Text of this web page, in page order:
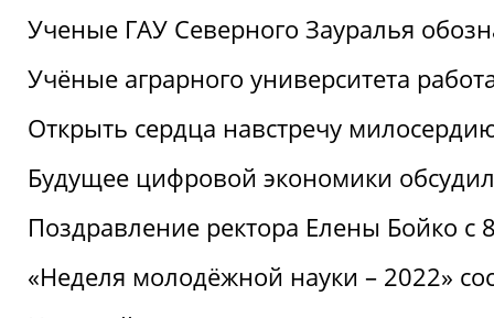
Ученые ГАУ Северного Зауралья
Учёные аграрного университета
Открыть сердца навстречу
Будущее цифровой экономики
Поздравление ректора Елены Бойко с
«Неделя молодёжной науки – 2022»